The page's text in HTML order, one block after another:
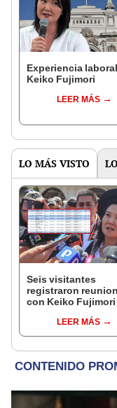
Experiencia
Keiko Fujimori
LEER MÁS
LO MÁS VISTO
Seis visitantes
registraron
con Keiko Fujimori
presidenta se
encontraba en
LEER MÁS